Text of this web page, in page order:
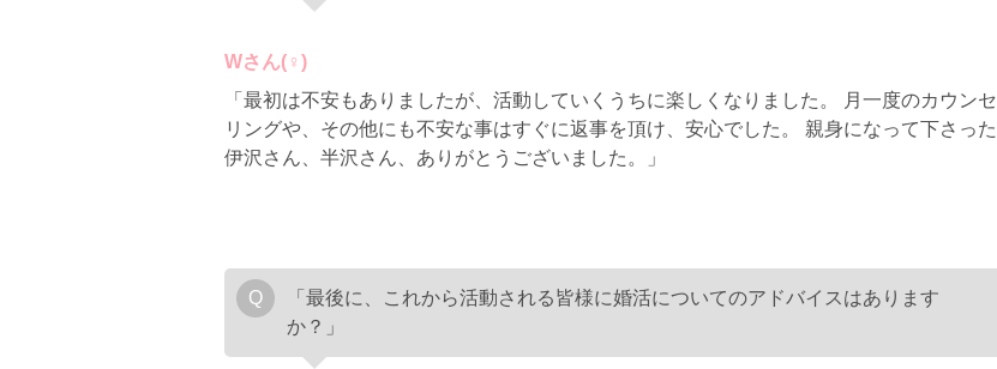
Wさん(♀)
「最初は不安もありましたが、活動していくうちに楽しくなりました。 月一度のカウンセ
リングや、その他にも不安な事はすぐに返事を頂け、安心でした。 親身になって下さった
伊沢さん、半沢さん、ありがとうございました。」
「最後に、これから活動される皆様に婚活についてのアドバイスはあります
か？」